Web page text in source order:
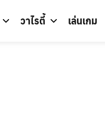
วาไรตี้ เล่นเกม